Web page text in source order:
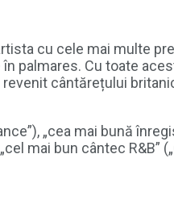
cu cele mai multe
palmares. Cu toate
cântărețului
„cea mai bună
mai bun cântec R&B”